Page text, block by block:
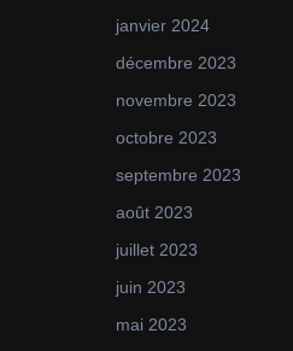
janvier 2024
décembre 2023
novembre 2023
octobre 2023
septembre 2023
août 2023
juillet 2023
juin 2023
mai 2023